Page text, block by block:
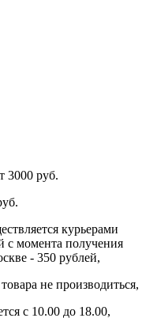
3000 руб.
курьерами
с момента получения
- 350 рублей,
не производиться,
с 10.00 до 18.00,